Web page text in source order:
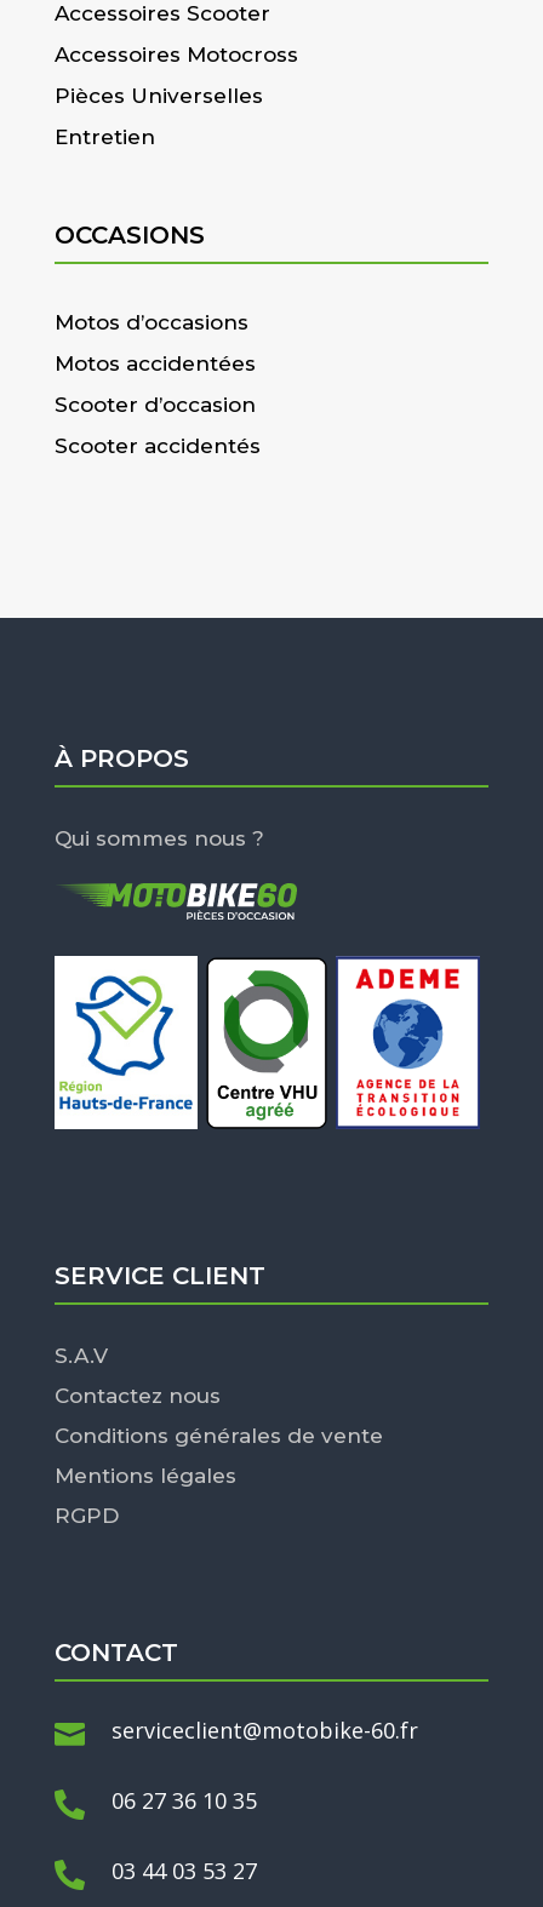
Accessoires Scooter
Accessoires Motocross
Pièces Universelles
Entretien
OCCASIONS
Motos d’occasions
Motos accidentées
Scooter d’occasion
Scooter accidentés
À PROPOS
Qui sommes nous ?
SERVICE CLIENT
S.A.V
Contactez nous
Conditions générales de vente
Mentions légales
RGPD
CONTACT
 serviceclient@motobike-60.fr
 06 27 36 10 35
 03 44 03 53 27